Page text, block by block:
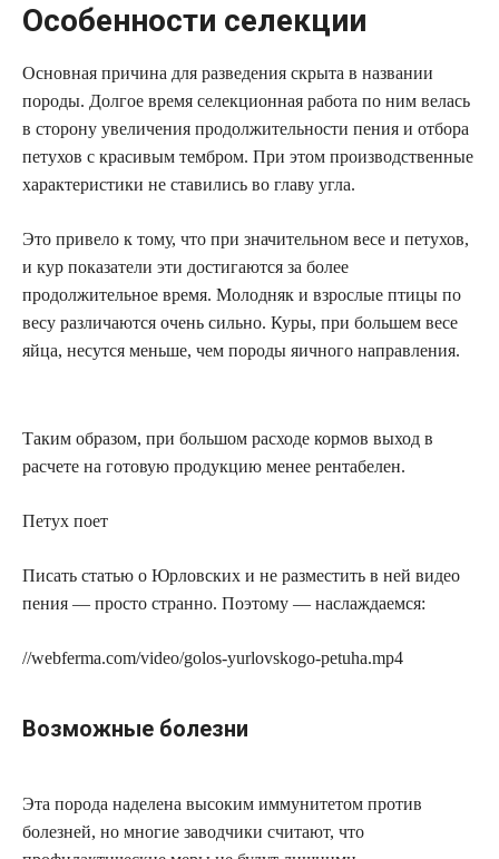
Особенности селекции
Основная причина для разведения скрыта в названии
породы. Долгое время селекционная работа по ним велась
в сторону увеличения продолжительности пения и отбора
петухов с красивым тембром. При этом производственные
характеристики не ставились во главу угла.
Это привело к тому, что при значительном весе и петухов,
и кур показатели эти достигаются за более
продолжительное время. Молодняк и взрослые птицы по
весу различаются очень сильно. Куры, при большем весе
яйца, несутся меньше, чем породы яичного направления.
Таким образом, при большом расходе кормов выход в
расчете на готовую продукцию менее рентабелен.
Петух поет
Писать статью о Юрловских и не разместить в ней видео
пения — просто странно. Поэтому — наслаждаемся:
//webferma.com/video/golos-yurlovskogo-petuha.mp4
Возможные болезни
Эта порода наделена высоким иммунитетом против
болезней, но многие заводчики считают, что